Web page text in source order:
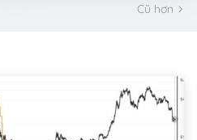
Cũ hơn